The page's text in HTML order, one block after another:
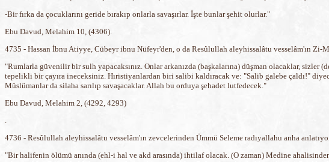
-Bir fırka da çocuklarını geride bırakıp onlarla savaşırlar. İşte bunlar şehit olurlar."
Ebu Davud, Melahim 10, (4306).
4735 - Hassan İbnu Atiyye, Cübeyr ibnu Nüfeyr'den, o da Resûlullah aleyhissalâtu vesselâm'ın
"Rumlarla güvenilir bir sulh yapacaksınız. Onlar arkanızda (başkalarına) düşman olacaklar, sizler
tepelikli bir çayıra ineceksiniz. Hıristiyanlardan biri salibi kaldıracak ve: "Salib galebe çaldı!"
Müslümanlar da silaha sarılıp savaşacaklar. Allah bu orduya şehadet lutfedecek."
Ebu Davud, Melahim 2, (4292, 4293)
.
4736 - Resûlullah aleyhissalâtu vesselâm'ın zevcelerinden Ümmü Seleme radıyallahu anha
"Bir halifenin ölümü anında (ehl-i hal ve akd arasında) ihtilaf olacak. (O zaman) Medine